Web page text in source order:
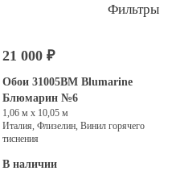
Фильтры
21 000 ₽
Обои 31005BM Blumarine
Блюмарин №6
1,06 м х 10,05 м
Италия, Флизелин, Винил горячего
тиснения
В наличии